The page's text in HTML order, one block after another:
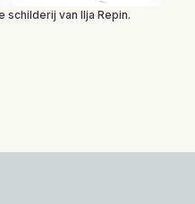
schilderij van Ilja Repin.